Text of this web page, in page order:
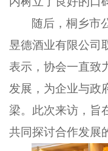
随后，桐乡市
昱德酒业有限公司
表示，协会一直致
发展，为企业与政
梁。此次来访，旨
共同探讨合作发展